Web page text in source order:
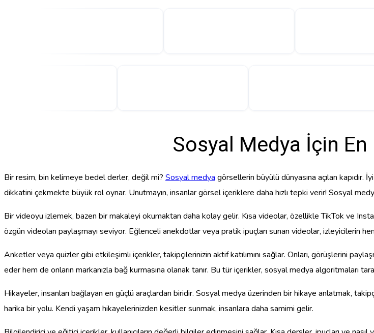
Sosyal Medya İçin
Bir resim, bin kelimeye bedel derler, değil mi? Sosyal medya görsellerin büyülü dünyasına açılan
dikkatini çekmekte büyük rol oynar. Unutmayın, insanlar görsel içeriklere daha hızlı tepki verir! Sosyal
Bir videoyu izlemek, bazen bir makaleyi okumaktan daha kolay gelir. Kısa videolar, özellikle TikTok ve
özgün videoları paylaşmayı seviyor. Eğlenceli anekdotlar veya pratik ipuçları sunan videolar, izleyicilerin
Anketler veya quizler gibi etkileşimli içerikler, takipçilerinizin aktif katılımını sağlar. Onları, görüşlerini
eder hem de onların markanızla bağ kurmasına olanak tanır. Bu tür içerikler, sosyal medya algoritmaları
Hikayeler, insanları bağlayan en güçlü araçlardan biridir. Sosyal medya üzerinden bir hikaye anlatmak,
harika bir yolu. Kendi yaşam hikayelerinizden kesitler sunmak, insanlara daha samimi gelir.